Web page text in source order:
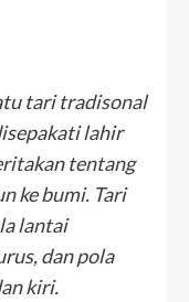
tari tradisonal
lahir
tentang
ke bumi. Tari
lantai
dan pola
kiri.